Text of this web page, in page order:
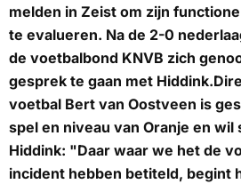
melden in Zeist om zijn
te evalueren. Na de 2-0
de voetbalbond KNVB zich
gesprek te gaan met
voetbal Bert van Oostveen is
spel en niveau van Oranje en wil
Hiddink: "Daar waar we het de
incident hebben betiteld, begint